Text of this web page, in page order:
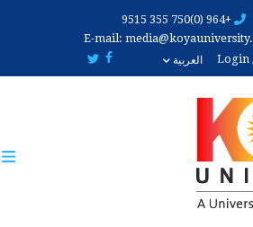
content
+964 (0)750 355 9515
E-mail:
Login
العربية